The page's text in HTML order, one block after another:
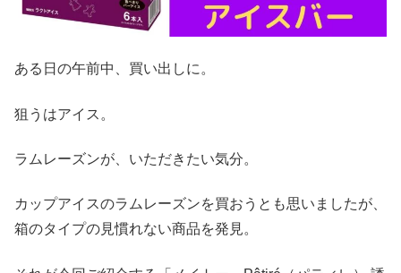
ある日の午前中、買い出しに。
狙うはアイス。
ラムレーズンが、いただきたい気分。
カップアイスのラムレーズンを買おうとも思いましたが、
箱のタイプの見慣れない商品を発見。